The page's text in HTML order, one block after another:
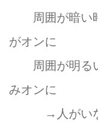
周囲が暗い
がオンに
周囲が明る
みオンに
→人がいな